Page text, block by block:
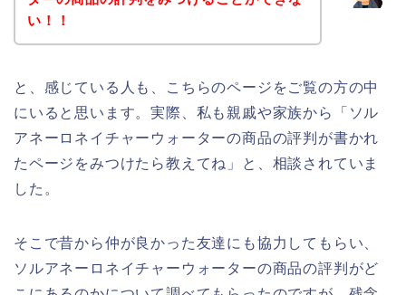
い！！
と、感じている人も、こちらのページをご覧の方の中
にいると思います。実際、私も親戚や家族から「ソル
アネーロネイチャーウォーターの商品の評判が書かれ
たページをみつけたら教えてね」と、相談されていま
した。
そこで昔から仲が良かった友達にも協力してもらい、
ソルアネーロネイチャーウォーターの商品の評判がど